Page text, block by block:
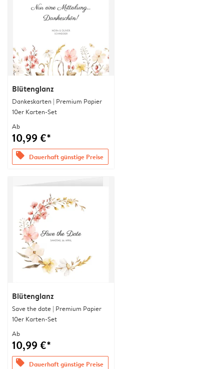
Blütenglanz
Dankeskarten | Premium Papier
10er Karten-Set
Ab
10,99 €*
offers Dauerhaft günstige Preise
Blütenglanz
Save the date | Premium Papier
10er Karten-Set
Ab
10,99 €*
offers Dauerhaft günstige Preise